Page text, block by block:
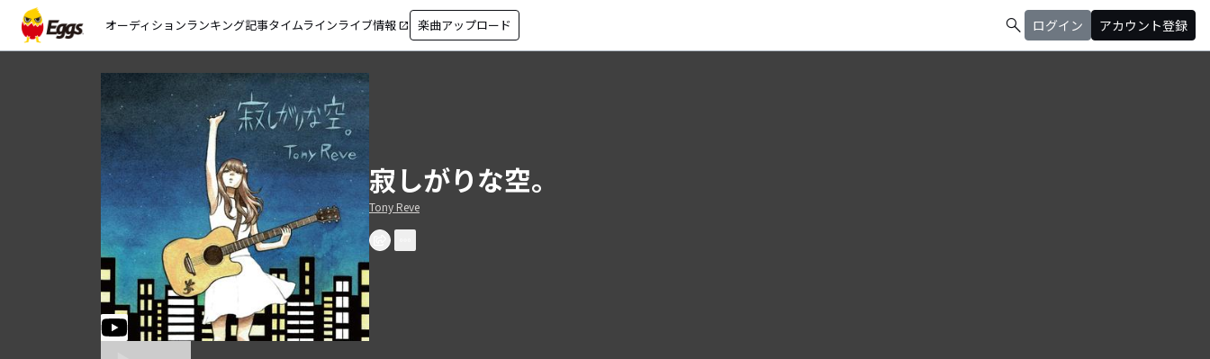
オーディションランキング記事タイムラインライブ情報 open_in_new 楽曲アップロード search ログイン アカウント登録
寂しがりな空。
Tony Reve